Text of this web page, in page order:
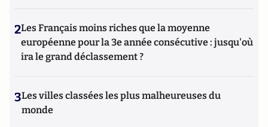
2Les Français moins riches que la moyenne
européenne pour la 3e année consécutive : jusqu'où
ira le grand déclassement ?
3Les villes classées les plus malheureuses du
monde